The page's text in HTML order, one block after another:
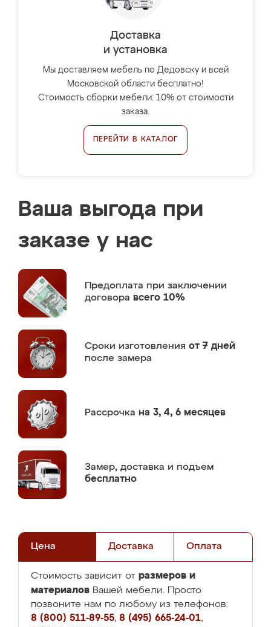
Доставка
и установка
Мы доставляем мебель по Дедовску и всей
Московской области бесплатно!
Стоимость сборки мебели: 10% от стоимости
заказа.
ПЕРЕЙТИ В КАТАЛОГ
Ваша выгода при
заказе у нас
Предоплата при заключении
договора всего 10%
Сроки изготовления от 7 дней
после замера
Рассрочка на 3, 4, 6 месяцев
Замер, доставка и подъем
бесплатно
Цена Доставка Оплата
Стоимость зависит от размеров и
материалов Вашей мебели. Просто
позвоните нам по любому из телефонов:
8 (800) 511-89-55, 8 (495) 665-24-01,